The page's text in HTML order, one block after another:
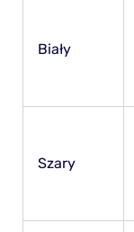
Biały
Szary